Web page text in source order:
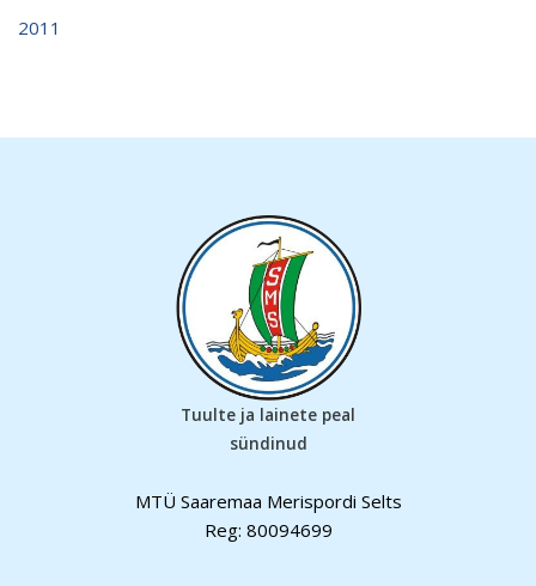
2011
Tuulte ja lainete peal
sündinud
MTÜ Saaremaa Merispordi Selts
Reg: 80094699